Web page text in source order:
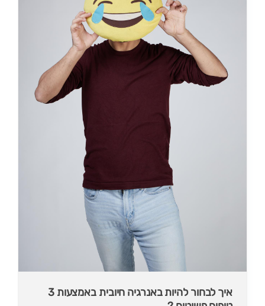
איך לבחור להיות באנרגיה חיובית באמצעות 3